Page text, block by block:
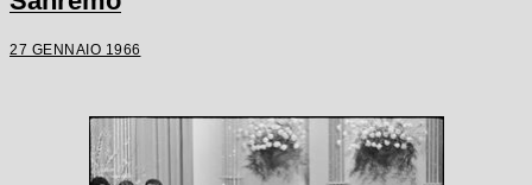
27 GENNAIO 1966